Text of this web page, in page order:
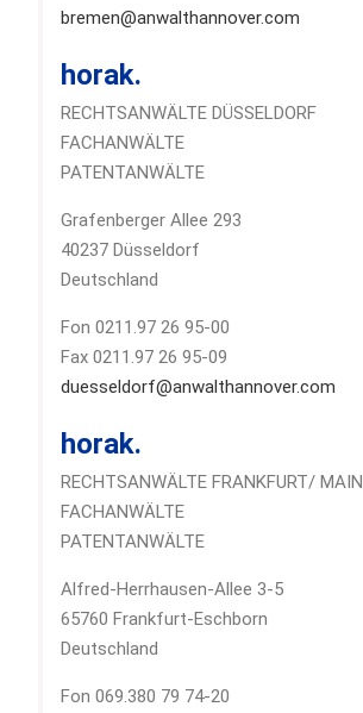
bremen@anwalthannover.com
horak.
RECHTSANWÄLTE DÜSSELDORF
FACHANWÄLTE
PATENTANWÄLTE
Grafenberger Allee 293
40237 Düsseldorf
Deutschland
Fon 0211.97 26 95-00
Fax 0211.97 26 95-09
duesseldorf@anwalthannover.com
horak.
RECHTSANWÄLTE FRANKFURT/ MAIN
FACHANWÄLTE
PATENTANWÄLTE
Alfred-Herrhausen-Allee 3-5
65760 Frankfurt-Eschborn
Deutschland
Fon 069.380 79 74-20